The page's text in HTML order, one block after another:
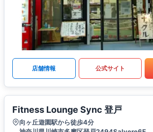
店舗情報 公式サイト
Fitness Lounge Sync 登戸
向ヶ丘遊園駅から徒歩4分